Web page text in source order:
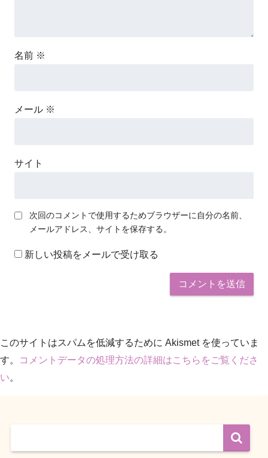
名前 ※
メール ※
サイト
次回のコメントで使用するためブラウザーに自分の名前、
メールアドレス、サイトを保存する。
新しい投稿をメールで受け取る
このサイトはスパムを低減するために Akismet を使っていま
す。
コメントデータの処理方法の詳細はこちらをご覧くださ
い。